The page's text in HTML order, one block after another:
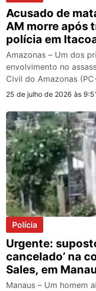
Acusado de
AM morre após
polícia em
Amazonas – Um dos
envolvimento no
Civil do Amazonas
25 de julho de 2026 às
Polícia
Urgente:
cancelado’ na
Sales, em
Manaus – Um homem